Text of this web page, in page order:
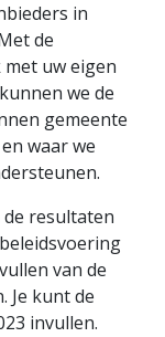
in
de
uw eigen
we de
gemeente
waar we
resultaten
van de
Je kunt de
invullen.